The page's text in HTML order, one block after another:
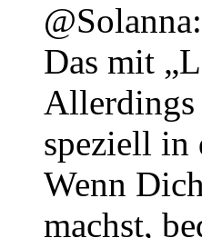
@Solanna:
Das mit
Allerdings
speziell in
Wenn
machst,